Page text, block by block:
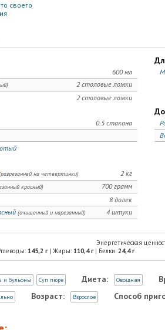
своего
600 мл
2 столовые ложки
2 столовые ложки
0.5 стакана
2 кг
на четвертинки)
700 грамм
красный)
8 долек
4 штуки
(очищенный и нарезанный)
Энергетическая
145,2 г| Жиры: 110,4г| Белки: 24,4г
и бульоны Суп пюре Диета: Овощная
Возраст: Взрослое Способ